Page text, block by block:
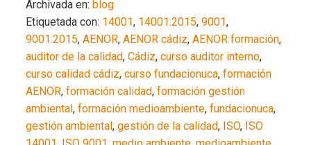
Archivada en:blog
Etiquetada con: 14001, 14001:2015,9001,
9001:2015,AENOR,AENOR cádiz,AENOR formación,
auditor de la calidad,Cádiz,curso auditor interno,
curso calidad cádiz,curso fundacionuca,formación
AENOR,formación calidad,formación gestión
ambiental,formación medioambiente,fundacionuca,
gestión ambiental,gestión de la calidad, ISO, ISO